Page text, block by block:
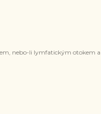
nebo-li lymfatickým otokem